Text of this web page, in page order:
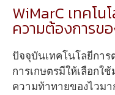
WiMarC เทคโ
ความต้องการข
ปัจจุบันเทคโนโลยีกา
การเกษตรมีให้เลือกใ
ความท้าทายของไวมา